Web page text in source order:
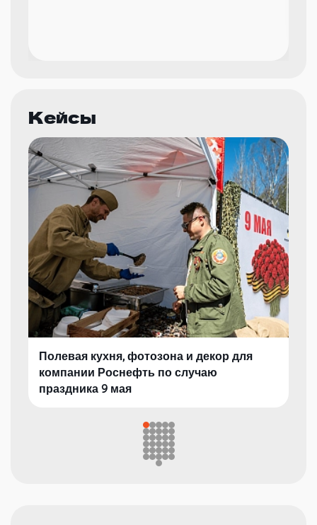
Кейсы
Полевая кухня, фотозона и декор для
компании Роснефть по случаю
праздника 9 мая